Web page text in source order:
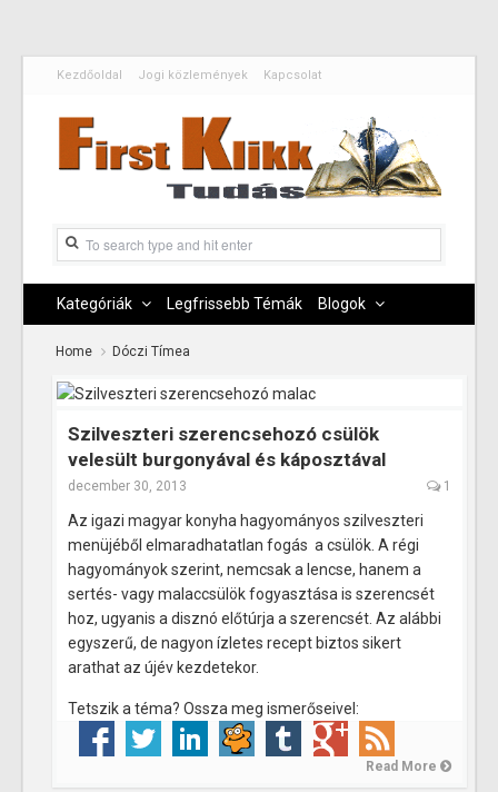
Kezdőoldal Jogi közlemények Kapcsolat
Kategóriák Legfrissebb Témák Blogok
Home Dóczi Tímea
Szilveszteri szerencsehozó csülök
velesült burgonyával és káposztával
december 30, 2013 1
Az igazi magyar konyha hagyományos szilveszteri
menüjéből elmaradhatatlan fogás a csülök. A régi
hagyományok szerint, nemcsak a lencse, hanem a
sertés- vagy malaccsülök fogyasztása is szerencsét
hoz, ugyanis a disznó előtúrja a szerencsét. Az alábbi
egyszerű, de nagyon ízletes recept biztos sikert
arathat az újév kezdetekor.
Tetszik a téma? Ossza meg ismerőseivel:
Read More